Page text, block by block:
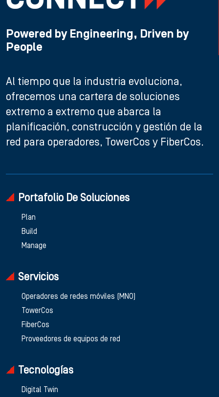
Powered by Engineering, Driven by
People
Al tiempo que la industria evoluciona,
ofrecemos una cartera de soluciones
extremo a extremo que abarca la
planificación, construcción y gestión de la
red para operadores, TowerCos y FiberCos.
Portafolio De Soluciones
Plan
Build
Manage
Servicios
Operadores de redes móviles (MNO)
TowerCos
FiberCos
Proveedores de equipos de red
Tecnologías
Digital Twin